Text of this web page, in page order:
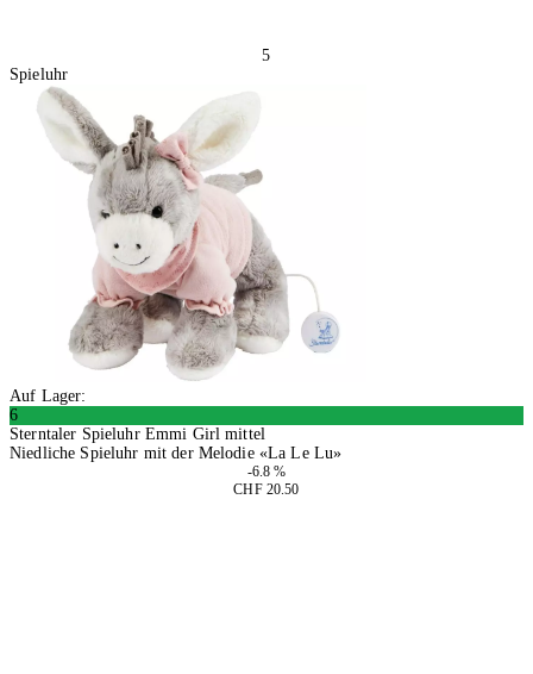
5
Spieluhr
Auf Lager:
6
Sterntaler Spieluhr Emmi Girl mittel
Niedliche Spieluhr mit der Melodie «La Le Lu»
-6.8 %
CHF 20.50